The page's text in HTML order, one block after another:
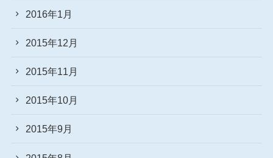
2016年1月
2015年12月
2015年11月
2015年10月
2015年9月